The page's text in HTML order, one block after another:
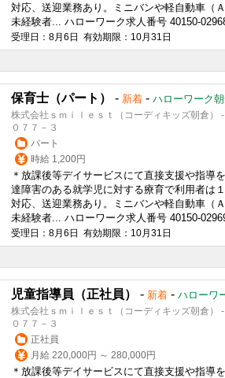
対応、送迎業務あり。ミニバンや軽自動車（
未経験者... ハローワーク求人番号 40150-
受理日：8月6日 有効期限：10月31日
保育士（パート） - 新着 - ハローワーク
株式会社ｓｍｉｌｅｓｔ（コーディキッズ朝倉）
０７７－３
パート
時給 1,200円
＊放課後等デイサービスにて直接支援や指導
達障害のある就学児に対する療育で利用者は
対応、送迎業務あり。ミニバンや軽自動車（
未経験者... ハローワーク求人番号 40150-
受理日：8月6日 有効期限：10月31日
児童指導員（正社員） - 新着 - ハローワ
株式会社ｓｍｉｌｅｓｔ（コーディキッズ朝倉）
０７７－３
正社員
月給 220,000円 ～ 280,000円
＊放課後等デイサービスにて直接支援や指導